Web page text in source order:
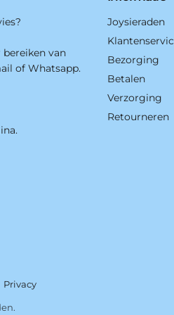
van
of Whatsapp.
Joysieraden
Bezorging
Betalen
Verzorging
Retourneren
Privacy